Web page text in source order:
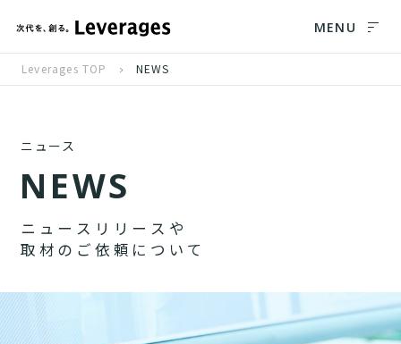
MENU
Leverages TOP NEWS
ニュース
NEWS
ニ ュ ー ス リ リ ー ス や
取 材 の ご 依 頼 に つ い て